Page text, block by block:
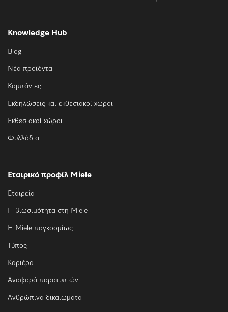
Knowledge Hub
Blog
Νέα προϊόντα
Καμπάνιες
Εκδηλώσεις και εκθεσιακοί χώροι
Εκθεσιακοί χώροι
Φυλλάδια
Εταιρικό προφίλ Miele
Εταιρεία
Η βιωσιμότητα στη Miele
Η Miele παγκοσμίως
Τύπος
Καριέρα
Αναφορά παρατυπιών
Ανθρώπινα δικαιώματα